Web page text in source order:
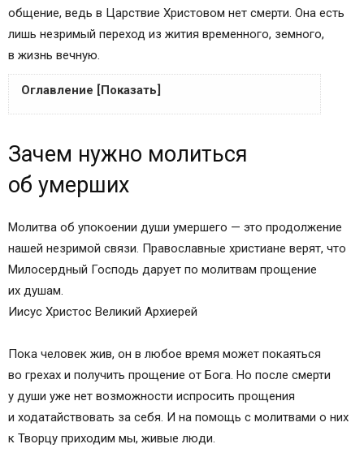
общение, ведь в Царствие Христовом нет смерти. Она есть
лишь незримый переход из жития временного, земного,
в жизнь вечную.
Оглавление [Показать]
Тексты молитв
Что означают 3, 9, 40 дней и годовщина
День третий
День сороковой
Годовщина поминания
Молитва за единоумершего до 40 дней
Молитва за упокой души усопшего на 9 дней
Молитва за новопреставленного усопшего
Молитва вдовы об усопшем муже
Молитва об усопшей жене
Молитвы детей об усопших родителях
Молитва об усопшей матери
Молитва об усопшем отце
Зачем нужно молиться
об умерших
Молитва об упокоении души умершего — это продолжение
нашей незримой связи. Православные христиане верят, что
Милосердный Господь дарует по молитвам прощение
их душам.
Иисус Христос Великий Архиерей
Пока человек жив, он в любое время может покаяться
во грехах и получить прощение от Бога. Но после смерти
у души уже нет возможности испросить прощения
и ходатайствовать за себя. И на помощь с молитвами о них
к Творцу приходим мы, живые люди.